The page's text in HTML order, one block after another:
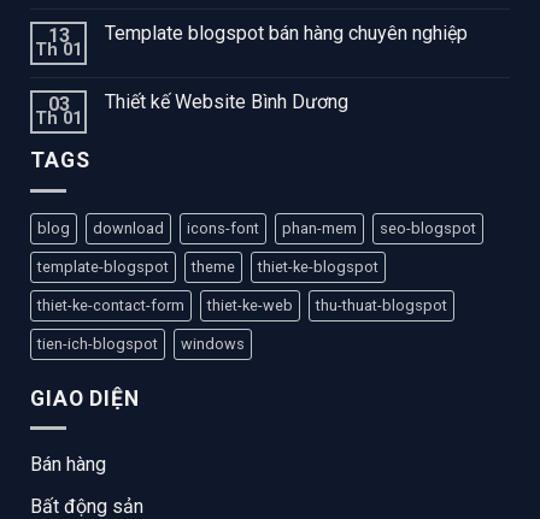
13
Th 01
Template blogspot bán hàng chuyên nghiệp
03
Th 01
Thiết kế Website Bình Dương
TAGS
blog download icons-font phan-mem seo-blogspot
template-blogspot theme thiet-ke-blogspot
thiet-ke-contact-form thiet-ke-web thu-thuat-blogspot
tien-ich-blogspot windows
GIAO DIỆN
Bán hàng
Bất động sản